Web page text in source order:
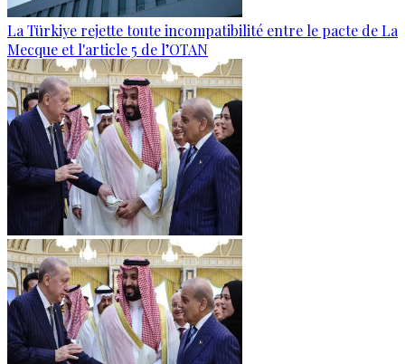
La Türkiye rejette toute incompatibilité entre le pacte de La
Mecque et l'article 5 de l’OTAN